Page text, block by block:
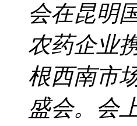
会在昆明
农药企业
根西南市
盛会。会